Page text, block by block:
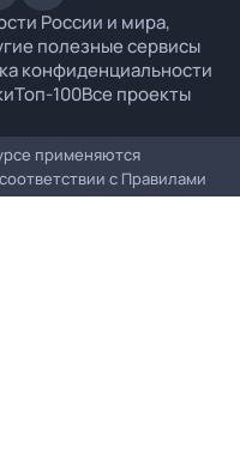
России и мира,
полезные сервисы
конфиденциальности
Топ-100Все проекты
применяются
с Правилами